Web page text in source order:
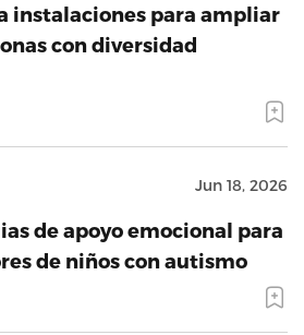
instalaciones para ampliar
con diversidad
Jun 18, 2026
de apoyo emocional para
de niños con autismo